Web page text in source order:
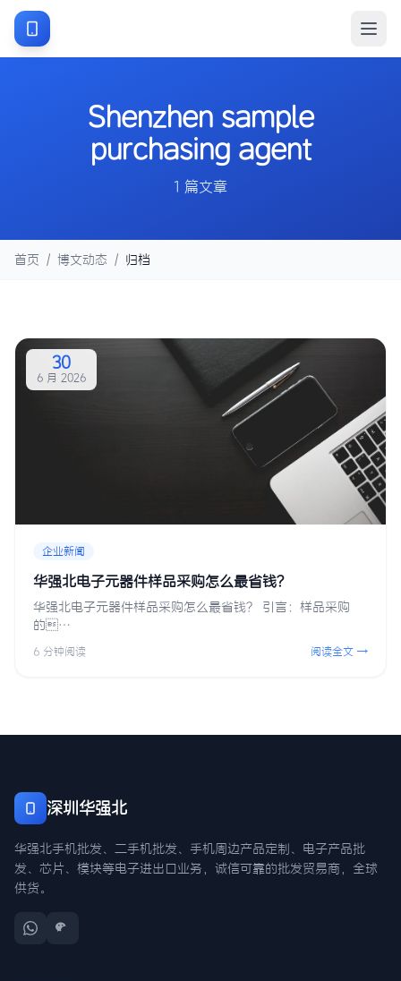
Shenzhen sample
purchasing agent
1 篇文章
首页 / 博文动态 / 归档
30
6 月 2026
企业新闻
华强北电子元器件样品采购怎么最省钱？
华强北电子元器件样品采购怎么最省钱？ 引言：样品采购
的…
6 分钟阅读 阅读全文 →
深圳华强北
华强北手机批发、二手机批发、手机周边产品定制、电子产品批
发、芯片、模块等电子进出口业务，诚信可靠的批发贸易商，全球
供货。